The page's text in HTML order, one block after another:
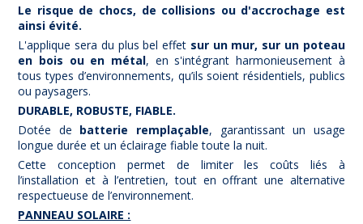
Le risque de chocs, de collisions ou d'accrochage est
ainsi évité.
L'applique sera du plus bel effet sur un mur, sur un poteau
en bois ou en métal, en s'intégrant harmonieusement à
tous types d’environnements, qu’ils soient résidentiels, publics
ou paysagers.
DURABLE, ROBUSTE, FIABLE.
Dotée de batterie remplaçable, garantissant un usage
longue durée et un éclairage fiable toute la nuit.
Cette conception permet de limiter les coûts liés à
l’installation et à l’entretien, tout en offrant une alternative
respectueuse de l’environnement.
PANNEAU SOLAIRE :